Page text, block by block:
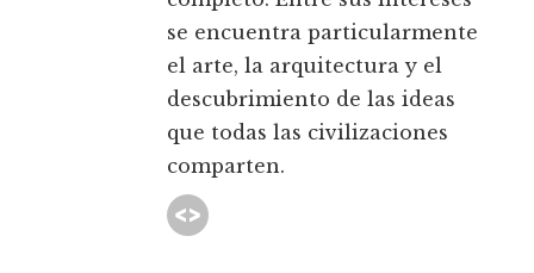
se encuentra particularmente
el arte, la arquitectura y el
descubrimiento de las ideas
que todas las civilizaciones
comparten.